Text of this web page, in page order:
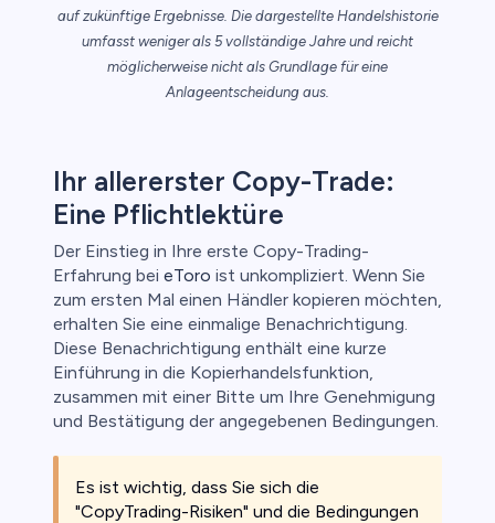
auf zukünftige Ergebnisse. Die dargestellte Handelshistorie
umfasst weniger als 5 vollständige Jahre und reicht
möglicherweise nicht als Grundlage für eine
Anlageentscheidung aus.
Ihr allererster Copy-Trade:
Eine Pflichtlektüre
Der Einstieg in Ihre erste Copy-Trading-
Erfahrung bei eToro ist unkompliziert. Wenn Sie
zum ersten Mal einen Händler kopieren möchten,
erhalten Sie eine einmalige Benachrichtigung.
Diese Benachrichtigung enthält eine kurze
Einführung in die Kopierhandelsfunktion,
zusammen mit einer Bitte um Ihre Genehmigung
und Bestätigung der angegebenen Bedingungen.
Es ist wichtig, dass Sie sich die
"CopyTrading-Risiken" und die Bedingungen